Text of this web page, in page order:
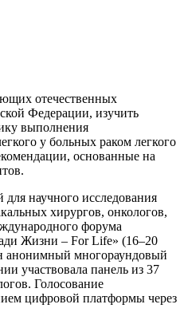
отечественных
Федерации, изучить
выполнения
у больных раком легкого
основанные на
для научного исследования
хирургов, онкологов,
форума
Жизни – For Life» (16–20
анонимный многораундовый
участвовала панель из 37
Голосование
цифровой платформы через